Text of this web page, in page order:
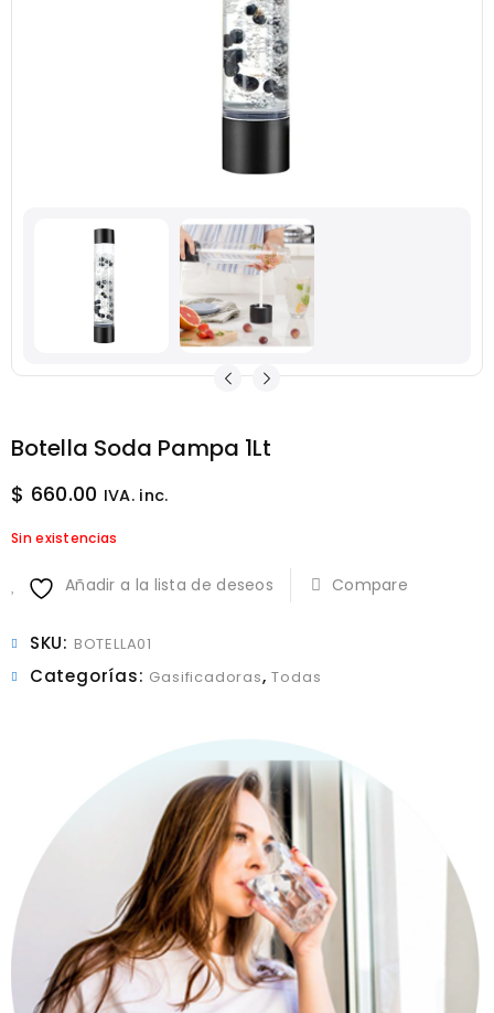
Botella Soda Pampa 1Lt
$ 660.00 IVA. inc.
Sin existencias
Añadir a la lista de deseos Compare
SKU: BOTELLA01
Categorías: Gasificadoras,Todas